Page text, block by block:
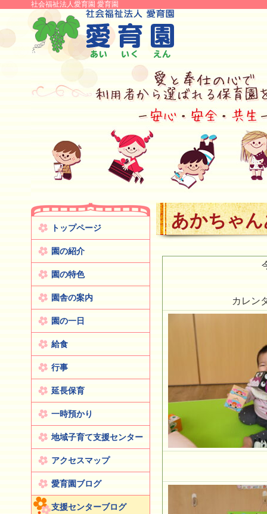
社会福祉法人愛育園 愛育園
トップページ
園の紹介
園の特色
園舎の案内
園の一日
給食
行事
延長保育
一時預かり
地域子育て支援センター
アクセスマップ
愛育園ブログ
支援センターブログ
あかちゃ
カレン